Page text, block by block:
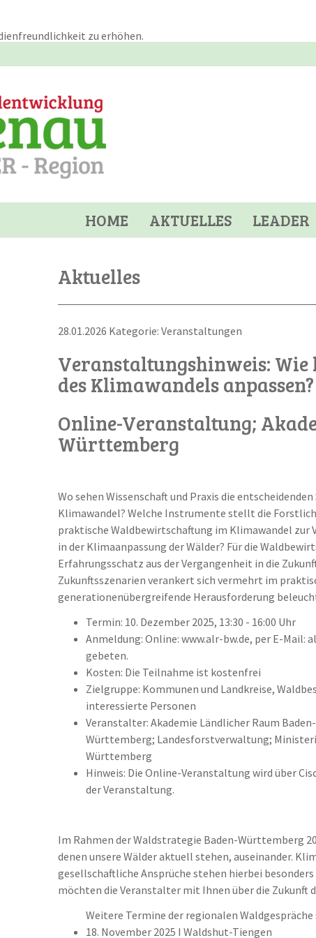
zu erhöhen.
HOME AKTUELLES LEADER
Aktuelles
28.01.2026 Kategorie: Veranstaltungen
Veranstaltungshinweis: Wie
des Klimawandels anpassen?
Online-Veranstaltung;
Württemberg
Wo sehen Wissenschaft und Praxis die
Klimawandel? Welche Instrumente stellt die
praktische Waldbewirtschaftung im Klimawandel zur
in der Klimaanpassung der Wälder? Für die
Erfahrungsschatz aus der Vergangenheit in die
Zukunftsszenarien verankert sich vermehrt im
generationenübergreifende Herausforderung
Termin: 10. Dezember 2025, 13:30 - 16:00 Uhr
Anmeldung: Online: www.alr-bw.de, per E-Mail:
gebeten.
Kosten: Die Teilnahme ist kostenfrei
Zielgruppe: Kommunen und Landkreise,
interessierte Personen
Veranstalter: Akademie Ländlicher Raum
Württemberg; Landesforstverwaltung;
Württemberg
Hinweis: Die Online-Veranstaltung wird über
der Veranstaltung.
Im Rahmen der Waldstrategie Baden-Württemberg
denen unsere Wälder aktuell stehen, auseinander.
gesellschaftliche Ansprüche stehen hierbei
möchten die Veranstalter mit Ihnen über die Zukunft
Weitere Termine der regionalen Waldgespräche
18. November 2025 I Waldshut-Tiengen